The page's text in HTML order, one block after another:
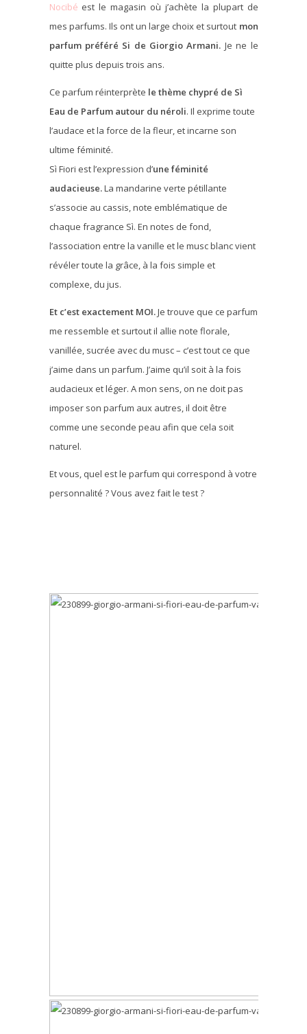
Nocibé est le magasin où j’achète la plupart de
mes parfums. Ils ont un large choix et surtout mon
parfum préféré Si de Giorgio Armani. Je ne le
quitte plus depuis trois ans.
Ce parfum réinterprète le thème chypré de Sì
Eau de Parfum autour du néroli. Il exprime toute
l’audace et la force de la fleur, et incarne son
ultime féminité.
Sì Fiori est l’expression d’une féminité
audacieuse.La mandarine verte pétillante
s’associe au cassis, note emblématique de
chaque fragrance Sì. En notes de fond,
l’association entre la vanille et le musc blanc vient
révéler toute la grâce, à la fois simple et
complexe, du jus.
Et c’est exactement MOI.Je trouve que ce parfum
me ressemble et surtout il allie note florale,
vanillée, sucrée avec du musc – c’est tout ce que
j’aime dans un parfum. J’aime qu’il soit à la fois
audacieux et léger. A mon sens, on ne doit pas
imposer son parfum aux autres, il doit être
comme une seconde peau afin que cela soit
naturel.
Et vous, quel est le parfum qui correspond à votre
personnalité ? Vous avez fait le test ?